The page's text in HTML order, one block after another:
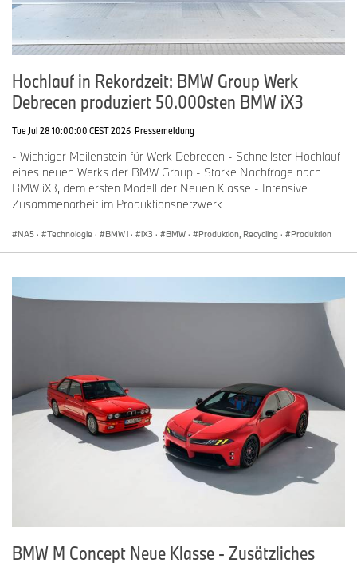
Hochlauf in Rekordzeit: BMW Group Werk
Debrecen produziert 50.000sten BMW iX3
Tue Jul 28 10:00:00 CEST 2026 Pressemeldung
- Wichtiger Meilenstein für Werk Debrecen - Schnellster Hochlauf
eines neuen Werks der BMW Group - Starke Nachfrage nach
BMW iX3, dem ersten Modell der Neuen Klasse - Intensive
Zusammenarbeit im Produktionsnetzwerk
NA5 · Technologie · BMW i · iX3 · BMW · Produktion, Recycling · Produktion
BMW M Concept Neue Klasse - Zusätzliches